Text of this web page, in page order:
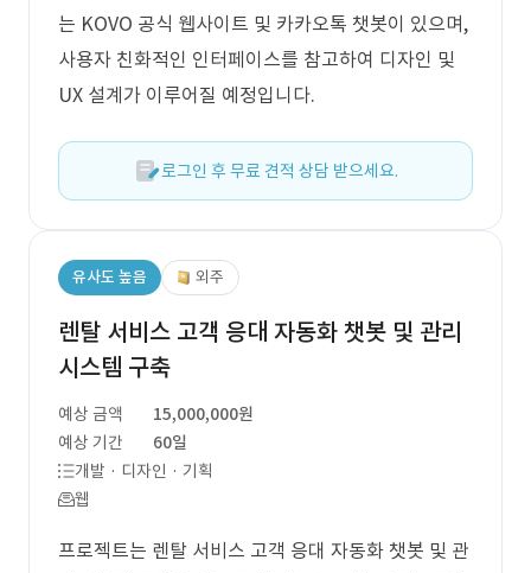
는 KOVO 공식 웹사이트 및 카카오톡 챗봇이 있으며,
사용자 친화적인 인터페이스를 참고하여 디자인 및
UX 설계가 이루어질 예정입니다.
로그인 후 무료 견적 상담 받으세요.
유사도 높음 외주
렌탈 서비스 고객 응대 자동화 챗봇 및 관리
시스템 구축
예상 금액
15,000,000원
예상 기간
60일
개발 · 디자인 · 기획
웹
프로젝트는 렌탈 서비스 고객 응대 자동화 챗봇 및 관